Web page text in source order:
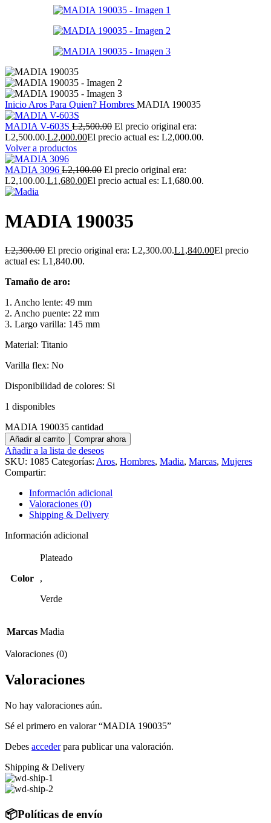
Inicio Aros Para Quien? Hombres MADIA 190035
MADIA V-603S L2,500.00 El precio original era:
L2,500.00.L2,000.00El precio actual es: L2,000.00.
Volver a productos
MADIA 3096 L2,100.00 El precio original era:
L2,100.00.L1,680.00El precio actual es: L1,680.00.
MADIA 190035
L2,300.00 El precio original era: L2,300.00.L1,840.00El precio
actual es: L1,840.00.
Tamaño de aro:
1. Ancho lente: 49 mm
2. Ancho puente: 22 mm
3. Largo varilla: 145 mm
Material: Titanio
Varilla flex: No
Disponibilidad de colores: Si
1 disponibles
MADIA 190035 cantidad
Añadir al carrito Comprar ahora
Añadir a la lista de deseos
SKU: 1085 Categorías: Aros, Hombres, Madia, Marcas, Mujeres
Compartir:
Información adicional
Valoraciones (0)
Shipping & Delivery
Información adicional
Color
Plateado
,
Verde
Marcas Madia
Valoraciones (0)
Valoraciones
No hay valoraciones aún.
Sé el primero en valorar “MADIA 190035”
Debes accederpara publicar una valoración.
Shipping & Delivery
📦Políticas de envío